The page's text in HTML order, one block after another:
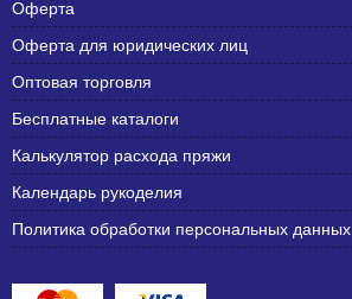
Оферта
Оферта для юридических лиц
Оптовая торговля
Бесплатные каталоги
Калькулятор расхода пряжи
Календарь рукоделия
Политика обработки персональных данных